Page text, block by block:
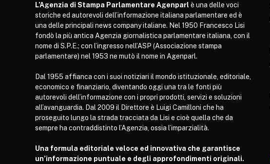
L’Agenzia di Stampa Parlamentare Agenparl è una delle voci
storiche ed autorevoli dell’informazione italiana parlamentare ed è
una delle principali news company italiane. Nel 1950 Francesco Lisi
fondò la più antica Agenzia giornalistica parlamentare italiana, con il
nome di S.P.E.; con l’ingresso nell’ASP (Associazione stampa
parlamentare) nel 1953 ne mutò il nome in Agenparl.
Dal 1955 affianca con i suoi notiziari il mondo istituzionale, editoriale,
economico e finanziario, diventando oggi una tra le fonti più
autorevoli dell’informazione con i propri prodotti, servizi e soluzioni
all’avanguardia. Dal 2009 il Direttore è Luigi Camilloni che ha
proseguito lungo la strada tracciata da Lisi e cioè quella che da
sempre ha contraddistinto l’Agenzia, ossia l’imparzialità.
Una formula editoriale veloce ed innovativa che garantisce
un’informazione puntuale e degli approfondimenti originali.